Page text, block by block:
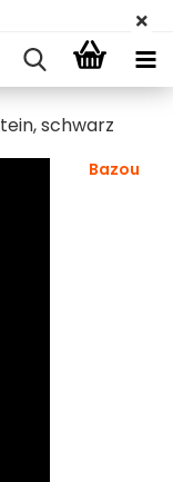
schwarz
Bazou